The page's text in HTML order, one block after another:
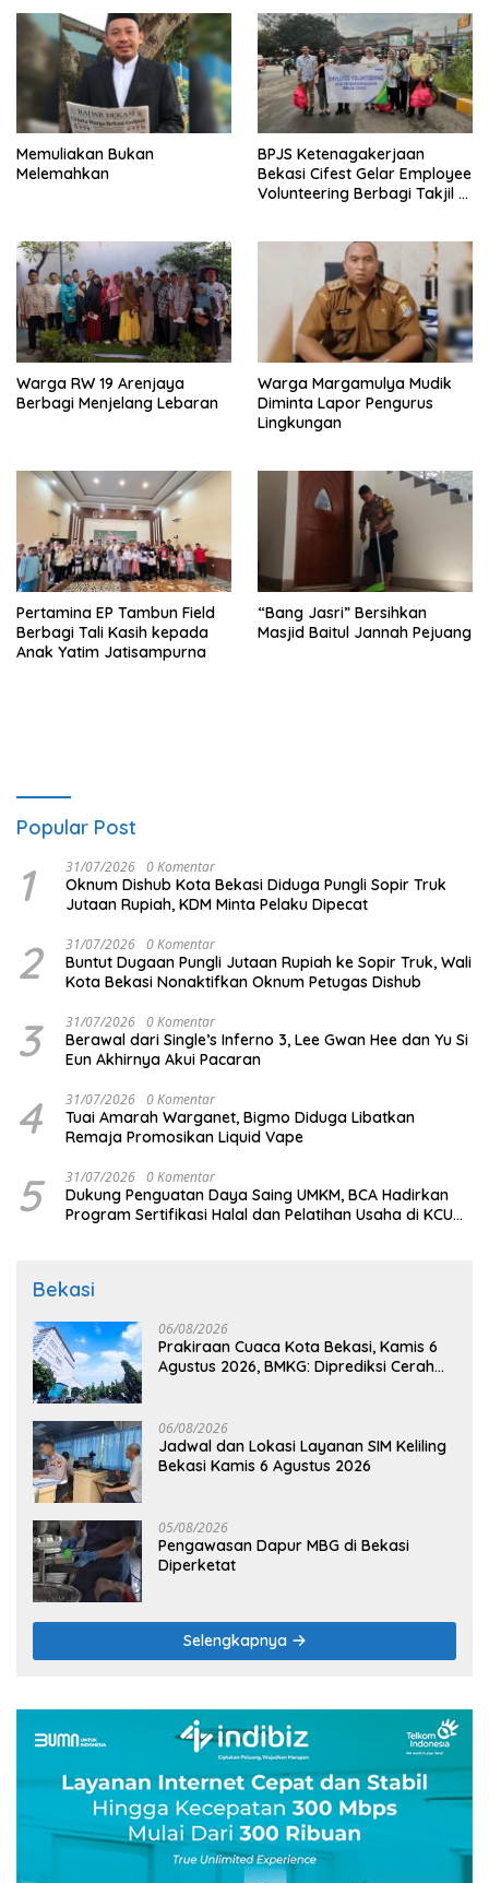
Memuliakan Bukan
Melemahkan
BPJS Ketenagakerjaan
Bekasi Cifest Gelar Employee
Volunteering Berbagi Takjil di
Warga RW 19 Arenjaya
Berbagi Menjelang Lebaran
Warga Margamulya Mudik
Diminta Lapor Pengurus
Lingkungan
Pertamina EP Tambun Field
Berbagi Tali Kasih kepada
Anak Yatim Jatisampurna
“Bang Jasri” Bersihkan
Masjid Baitul Jannah Pejuang
Popular Post
1 31/07/2026 0 Komentar
Oknum Dishub Kota Bekasi Diduga Pungli Sopir Truk
Jutaan Rupiah, KDM Minta Pelaku Dipecat
2 31/07/2026 0 Komentar
Buntut Dugaan Pungli Jutaan Rupiah ke Sopir Truk, Wali
Kota Bekasi Nonaktifkan Oknum Petugas Dishub
3 31/07/2026 0 Komentar
Berawal dari Single’s Inferno 3, Lee Gwan Hee dan Yu Si
Eun Akhirnya Akui Pacaran
4 31/07/2026 0 Komentar
Tuai Amarah Warganet, Bigmo Diduga Libatkan
Remaja Promosikan Liquid Vape
5 31/07/2026 0 Komentar
Dukung Penguatan Daya Saing UMKM, BCA Hadirkan
Program Sertifikasi Halal dan Pelatihan Usaha di KCU
Bekasi
06/08/2026
Prakiraan Cuaca Kota Bekasi, Kamis 6
Agustus 2026, BMKG: Diprediksi Cerah
06/08/2026
Jadwal dan Lokasi Layanan SIM Keliling
Bekasi Kamis 6 Agustus 2026
05/08/2026
Pengawasan Dapur MBG di Bekasi
Diperketat
Selengkapnya